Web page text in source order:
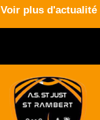
Voir plus d'actualité